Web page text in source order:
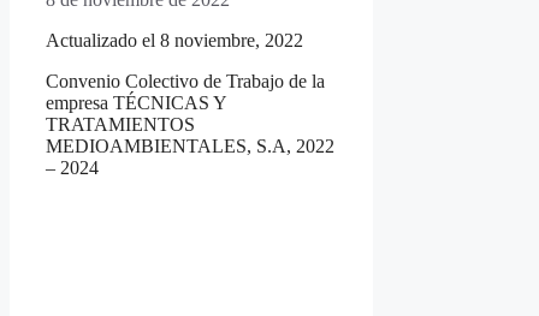
Actualizado el 8 noviembre, 2022
Convenio Colectivo de Trabajo de la
empresa TÉCNICAS Y
TRATAMIENTOS
MEDIOAMBIENTALES, S.A, 2022
– 2024